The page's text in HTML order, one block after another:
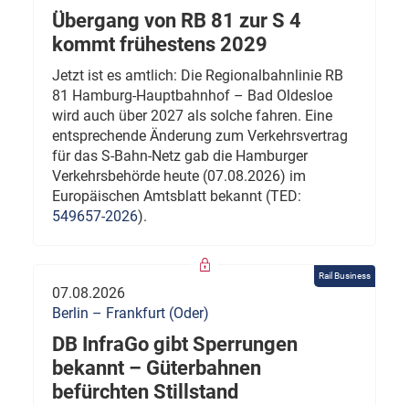
Übergang von RB 81 zur S 4
kommt frühestens 2029
Jetzt ist es amtlich: Die Regionalbahnlinie RB
81 Hamburg-Hauptbahnhof – Bad Oldesloe
wird auch über 2027 als solche fahren. Eine
entsprechende Änderung zum Verkehrsvertrag
für das S-Bahn-Netz gab die Hamburger
Verkehrsbehörde heute (07.08.2026) im
Europäischen Amtsblatt bekannt (TED:
549657-2026).
Rail Business
07.08.2026
Berlin – Frankfurt (Oder)
DB InfraGo gibt Sperrungen
bekannt – Güterbahnen
befürchten Stillstand